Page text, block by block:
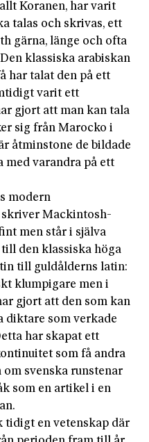
Koranen, har varit
talas och skrivas, ett
gärna, länge och ofta
klassiska arabiskan
har talat den på ett
varit ett
gjort att man kan tala
sig från Marocko i
åtminstone de bildade
med varandra på ett
modern
skriver Mackintosh-
men står i själva
den klassiska höga
till guldålderns latin:
klumpigare men i
gjort att den som kan
diktare som verkade
har skapat ett
som få andra
svenska runstenar
som en artikel i en
tidigt en vetenskap där